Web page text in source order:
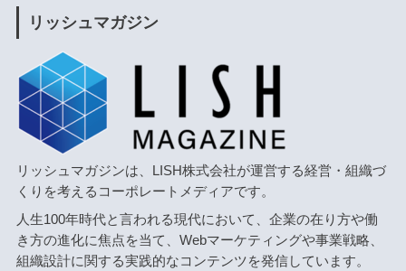
リッシュマガジン
リッシュマガジンは、LISH株式会社が運営する経営・組織づ
くりを考えるコーポレートメディアです。
人生100年時代と言われる現代において、企業の在り方や働
き方の進化に焦点を当て、Webマーケティングや事業戦略、
組織設計に関する実践的なコンテンツを発信しています。